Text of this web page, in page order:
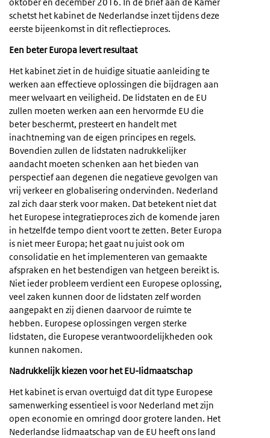
schetst het kabinet de Nederlandse inzet tijdens deze
eerste bijeenkomst in dit reflectieproces.
Een beter Europa levert resultaat
Het kabinet ziet in de huidige situatie aanleiding te
werken aan effectieve oplossingen die bijdragen aan
meer welvaart en veiligheid. De lidstaten en de EU
zullen moeten werken aan een hervormde EU die
beter beschermt, presteert en handelt met
inachtneming van de eigen principes en regels.
Bovendien zullen de lidstaten nadrukkelijker
aandacht moeten schenken aan het bieden van
perspectief aan degenen die negatieve gevolgen van
vrij verkeer en globalisering ondervinden. Nederland
zal zich daar sterk voor maken. Dat betekent niet dat
het Europese integratieproces zich de komende jaren
in hetzelfde tempo dient voort te zetten. Beter Europa
is niet meer Europa; het gaat nu juist ook om
consolidatie en het implementeren van gemaakte
afspraken en het bestendigen van hetgeen bereikt is.
Niet ieder probleem verdient een Europese oplossing,
veel zaken kunnen door de lidstaten zelf worden
aangepakt en zij dienen daarvoor de ruimte te
hebben. Europese oplossingen vergen sterke
lidstaten, die Europese verantwoordelijkheden ook
kunnen nakomen.
Nadrukkelijk kiezen voor het EU-lidmaatschap
Het kabinet is ervan overtuigd dat dit type Europese
samenwerking essentieel is voor Nederland met zijn
open economie en omringd door grotere landen. Het
Nederlandse lidmaatschap van de EU heeft ons land